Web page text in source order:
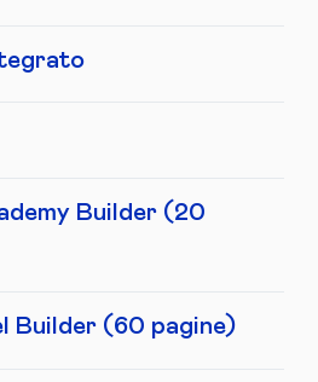
Builder (20
Builder (60 pagine)